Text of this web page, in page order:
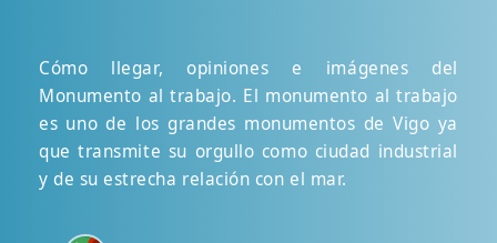
Cómo llegar, opiniones e imágenes del
Monumento al trabajo. El monumento al trabajo
es uno de los grandes monumentos de Vigo ya
que transmite su orgullo como ciudad industrial
y de su estrecha relación con el mar.